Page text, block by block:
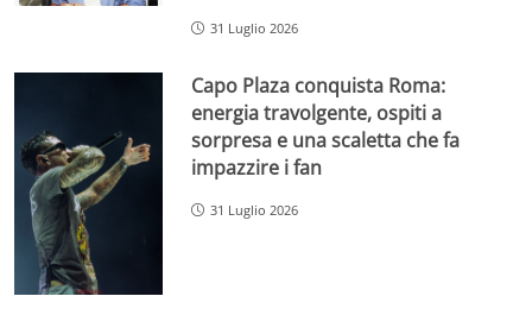
31 Luglio 2026
Capo Plaza conquista Roma:
energia travolgente, ospiti a
sorpresa e una scaletta che fa
impazzire i fan
31 Luglio 2026